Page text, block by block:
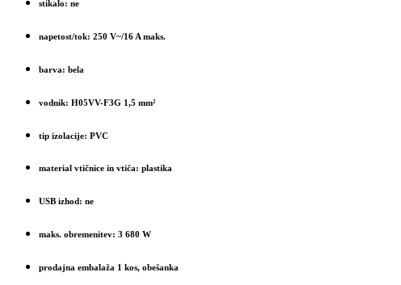
stikalo: ne
napetost/tok: 250 V~/16 A maks.
barva: bela
vodnik: H05VV-F3G 1,5 mm²
tip izolacije: PVC
material vtičnice in vtiča: plastika
USB izhod: ne
maks. obremenitev: 3 680 W
prodajna embalaža 1 kos, obešanka